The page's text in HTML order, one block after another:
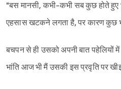
"बस मानसी, कभी-कभी सब कुछ होते हुए
एहसास खटकने लगता है, पर कारण कुछ
बचपन से ही उसको अपनी बात
भांति आज भी मैं उसकी इस प्रवृति पर